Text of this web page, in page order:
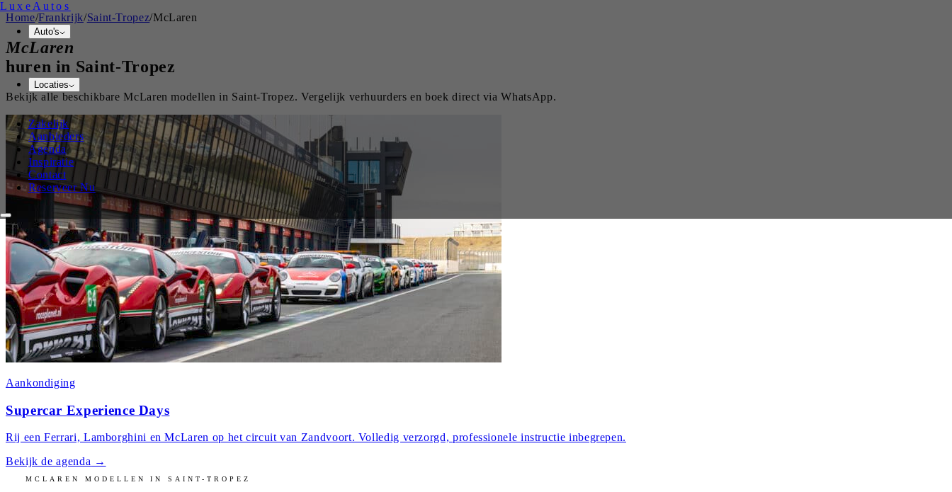
Luxe Autos
Auto's
Locaties
Zakelijk
Aanbieders
Agenda
Inspiratie
Contact
Reserveer Nu
Home/Frankrijk/Saint-Tropez/McLaren
McLaren
huren in Saint-Tropez
Bekijk alle beschikbareMcLaren modellen in Saint-Tropez. Vergelijk verhuurders en boek direct via WhatsApp.
Aankondiging
Supercar Experience Days
Rij een Ferrari, Lamborghini en McLaren op het circuit van Zandvoort. Volledig verzorgd, professionele instructie inbegrepen.
Bekijk de agenda →
MCLAREN MODELLEN INSAINT-TROPEZ